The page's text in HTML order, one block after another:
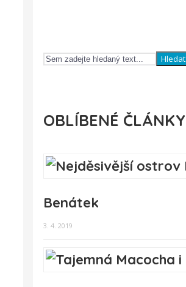
Hledat
OBLÍBENÉ ČLÁNKY
Benátek
3. 4. 2019